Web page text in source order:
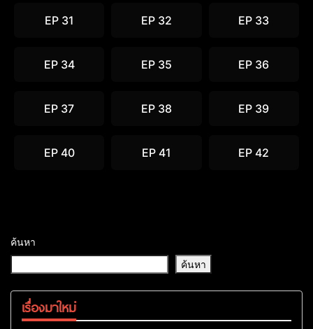
EP 31 EP 32 EP 33
EP 34 EP 35 EP 36
EP 37 EP 38 EP 39
EP 40 EP 41 EP 42
ค้นหา
ค้นหา
เรื่องมาใหม่